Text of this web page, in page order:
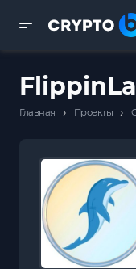
Главная › Проекты ›